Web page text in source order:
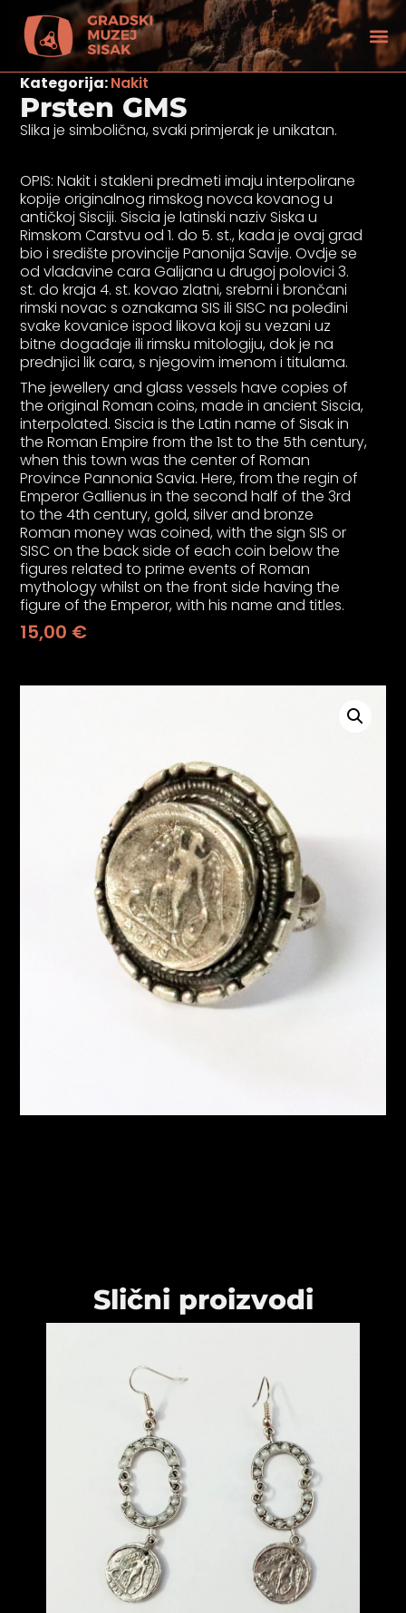
Kategorija:Nakit
Prsten GMS
Slika je simbolična, svaki primjerak je unikatan.
OPIS: Nakit i stakleni predmeti imaju interpolirane
kopije originalnog rimskog novca kovanog u
antičkoj Sisciji. Siscia je latinski naziv Siska u
Rimskom Carstvu od 1. do 5. st., kada je ovaj grad
bio i središte provincije Panonija Savije. Ovdje se
od vladavine cara Galijana u drugoj polovici 3.
st. do kraja 4. st. kovao zlatni, srebrni i brončani
rimski novac s oznakama SIS ili SISC na poleđini
svake kovanice ispod likova koji su vezani uz
bitne događaje ili rimsku mitologiju, dok je na
prednjici lik cara, s njegovim imenom i titulama.
The jewellery and glass vessels have copies of
the original Roman coins, made in ancient Siscia,
interpolated. Siscia is the Latin name of Sisak in
the Roman Empire from the 1st to the 5th century,
when this town was the center of Roman
Province Pannonia Savia. Here, from the regin of
Emperor Gallienus in the second half of the 3rd
to the 4th century, gold, silver and bronze
Roman money was coined, with the sign SIS or
SISC on the back side of each coin below the
figures related to prime events of Roman
mythology whilst on the front side having the
figure of the Emperor, with his name and titles.
15,00 €
Slični proizvodi
vida